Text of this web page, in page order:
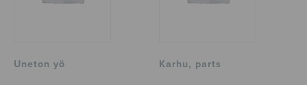
Uneton yö Karhu, parts